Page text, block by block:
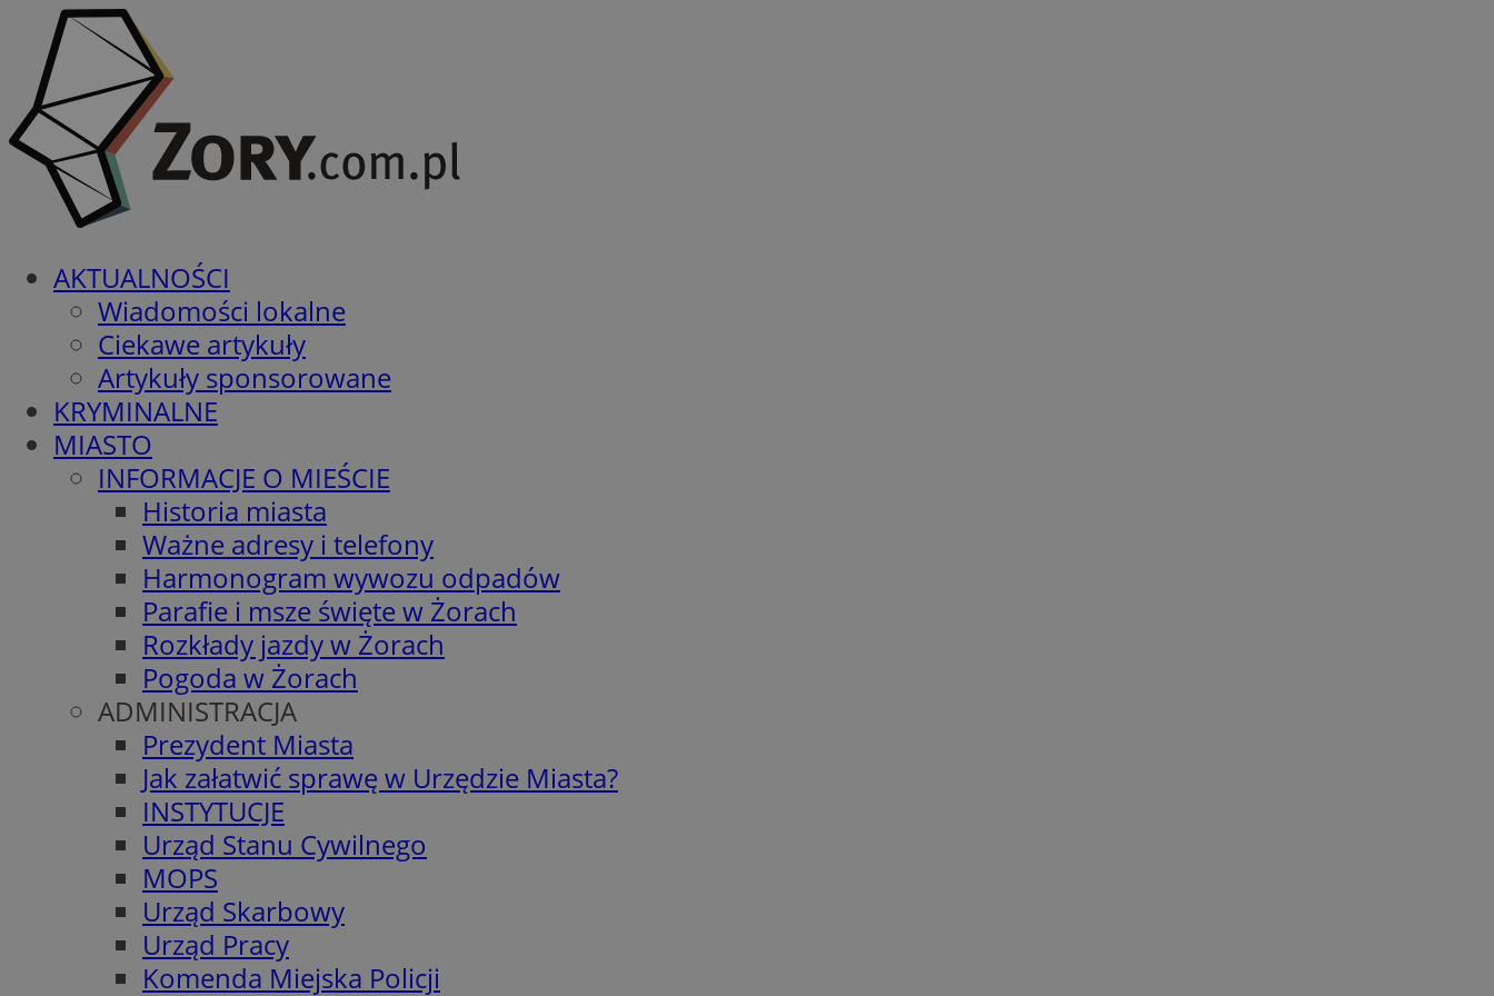
AKTUALNOŚCI
Wiadomości lokalne
Ciekawe artykuły
Artykuły sponsorowane
KRYMINALNE
MIASTO
INFORMACJE O MIEŚCIE
Historia miasta
Ważne adresy i telefony
Harmonogram wywozu odpadów
Parafie i msze święte w Żorach
Rozkłady jazdy w Żorach
Pogoda w Żorach
ADMINISTRACJA
Prezydent Miasta
Jak załatwić sprawę w Urzędzie Miasta?
INSTYTUCJE
Urząd Stanu Cywilnego
MOPS
Urząd Skarbowy
Urząd Pracy
Komenda Miejska Policji